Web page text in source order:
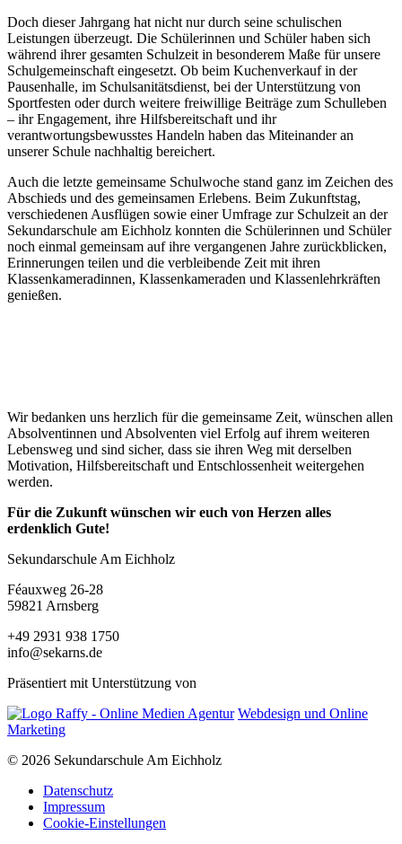
Doch dieser Jahrgang hat nicht nur durch seine schulischen
Leistungen überzeugt. Die Schülerinnen und Schüler haben sich
während ihrer gesamten Schulzeit in besonderem Maße für unsere
Schulgemeinschaft eingesetzt. Ob beim Kuchenverkauf in der
Pausenhalle, im Schulsanitätsdienst, bei der Unterstützung von
Sportfesten oder durch weitere freiwillige Beiträge zum Schulleben
– ihr Engagement, ihre Hilfsbereitschaft und ihr
verantwortungsbewusstes Handeln haben das Miteinander an
unserer Schule nachhaltig bereichert.
Auch die letzte gemeinsame Schulwoche stand ganz im Zeichen des
Abschieds und des gemeinsamen Erlebens. Beim Zukunftstag,
verschiedenen Ausflügen sowie einer Umfrage zur Schulzeit an der
Sekundarschule am Eichholz konnten die Schülerinnen und Schüler
noch einmal gemeinsam auf ihre vergangenen Jahre zurückblicken,
Erinnerungen teilen und die verbleibende Zeit mit ihren
Klassenkameradinnen, Klassenkameraden und Klassenlehrkräften
genießen.
Wir bedanken uns herzlich für die gemeinsame Zeit, wünschen allen
Absolventinnen und Absolventen viel Erfolg auf ihrem weiteren
Lebensweg und sind sicher, dass sie ihren Weg mit derselben
Motivation, Hilfsbereitschaft und Entschlossenheit weitergehen
werden.
Für die Zukunft wünschen wir euch von Herzen alles
erdenklich Gute!
Sekundarschule Am Eichholz
Féauxweg 26-28
59821 Arnsberg
+49 2931 938 1750
info@sekarns.de
Präsentiert mit Unterstützung von
Webdesign und Online
Marketing
© 2026 Sekundarschule Am Eichholz
Datenschutz
Impressum
Cookie-Einstellungen